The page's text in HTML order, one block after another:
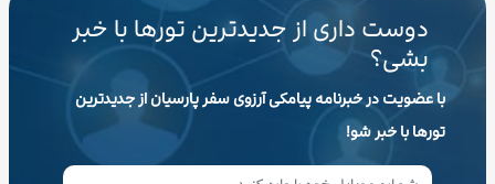
دوست داری از جدیدترین تورها با خبر
بشی؟
با عضویت در خبرنامه پیامکی آرزوی سفر پارسیان از جدیدترین
تورها با خبر شو!